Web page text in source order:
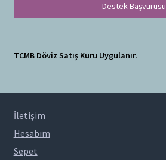
Destek Başvurusu
TCMB Döviz Satış Kuru Uygulanır.
İletişim
Hesabım
Sepet